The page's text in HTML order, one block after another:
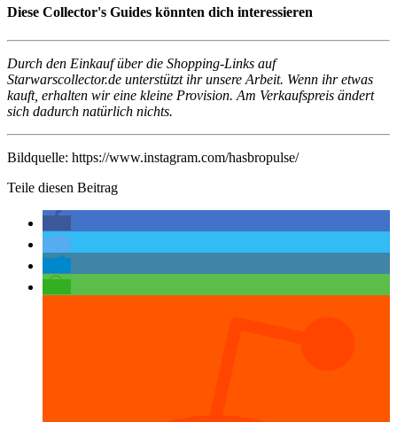
Diese Collector's Guides könnten dich interessieren
Durch den Einkauf über die Shopping-Links auf
Starwarscollector.de unterstützt ihr unsere Arbeit. Wenn ihr etwas
kauft, erhalten wir eine kleine Provision. Am Verkaufspreis ändert
sich dadurch natürlich nichts.
Bildquelle: https://www.instagram.com/hasbropulse/
Teile diesen Beitrag